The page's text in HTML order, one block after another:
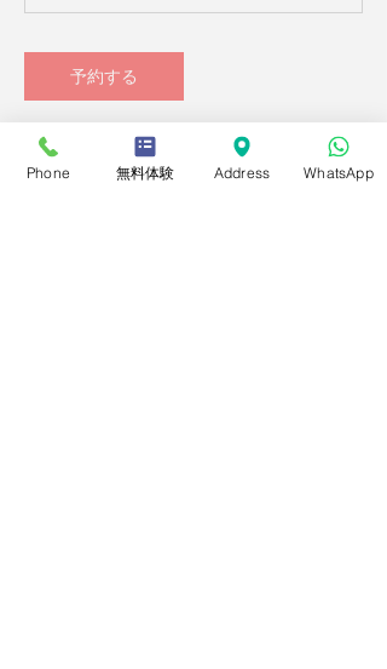
予約する
Phone 無料体験 Address WhatsApp